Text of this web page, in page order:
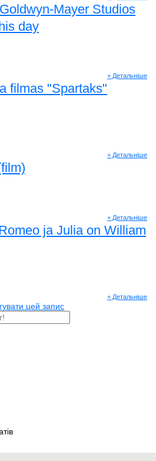
Mayer Studios
day
+ Детальніше
filmas "Spartaks"
+ Детальніше
+ Детальніше
ja Julia on William
+ Детальніше
цей запис